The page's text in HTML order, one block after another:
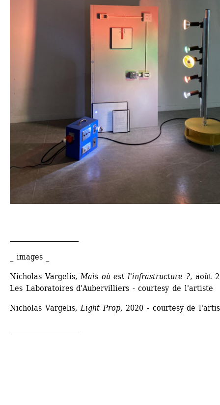
_ images _
Nicholas Vargelis, Mais où est l'infrastructure ?, août
Les Laboratoires d'Aubervilliers - courtesy de l'artiste
Nicholas Vargelis, Light Prop, 2020 - courtesy de